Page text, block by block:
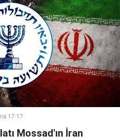
17:17
Mossad'ın İran